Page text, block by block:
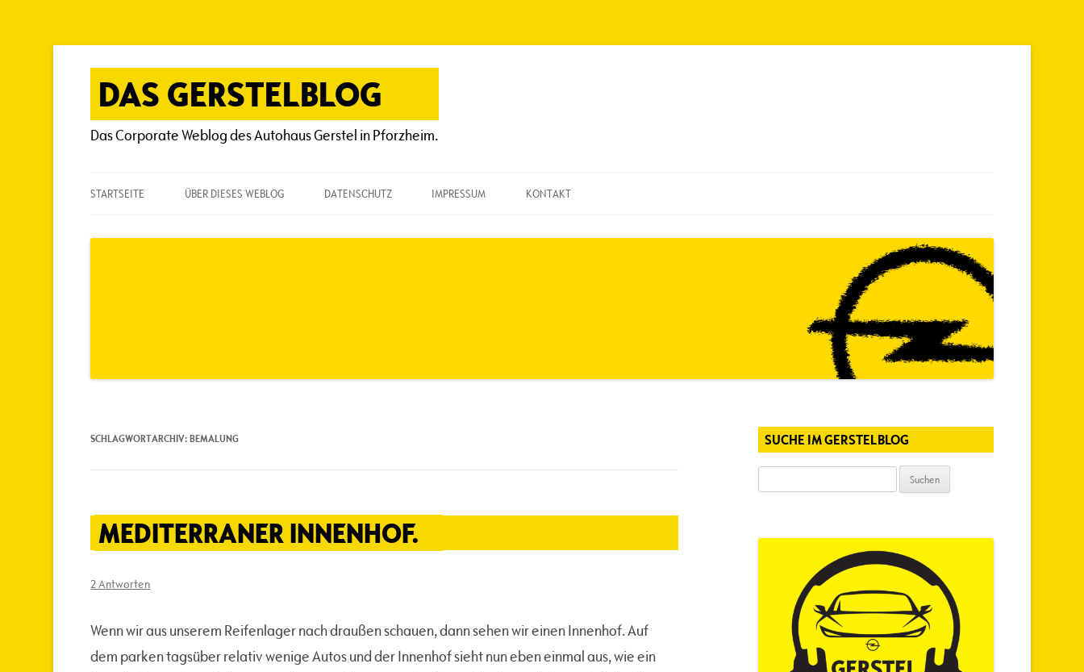
Zum
Inhalt
DAS GERSTELBLOG
Das Corporate Weblog des Autohaus Gerstel in Pforzheim.
STARTSEITE ÜBER DIESES WEBLOG DATENSCHUTZ IMPRESSUM KONTAKT
SCHLAGWORTARCHIV:BEMALUNG
MEDITERRANER INNENHOF.
2 Antworten
Wenn wir aus unserem Reifenlager nach draußen schauen, dann sehen wir einen Innenhof. Auf
dem parken tagsüber relativ wenige Autos und der Innenhof sieht nun eben einmal aus, wie ein
SUCHE IM GERSTELBLOG
nach: